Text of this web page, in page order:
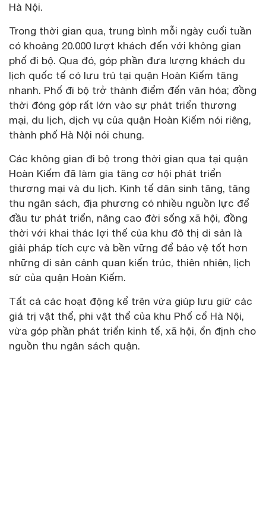
Hà Nội.
Trong thời gian qua, trung bình mỗi ngày cuối tuần
có khoảng 20.000 lượt khách đến với không gian
phố đi bộ. Qua đó, góp phần đưa lượng khách du
lịch quốc tế có lưu trú tại quận Hoàn Kiếm tăng
nhanh. Phố đi bộ trở thành điểm đến văn hóa; đồng
thời đóng góp rất lớn vào sự phát triển thương
mại, du lịch, dịch vụ của quận Hoàn Kiếm nói riêng,
thành phố Hà Nội nói chung.
Các không gian đi bộ trong thời gian qua tại quận
Hoàn Kiếm đã làm gia tăng cơ hội phát triển
thương mại và du lịch. Kinh tế dân sinh tăng, tăng
thu ngân sách, địa phương có nhiều nguồn lực để
đầu tư phát triển, nâng cao đời sống xã hội, đồng
thời với khai thác lợi thế của khu đô thị di sản là
giải pháp tích cực và bền vững để bảo vệ tốt hơn
những di sản cảnh quan kiến trúc, thiên nhiên, lịch
sử của quận Hoàn Kiếm.
Tất cả các hoạt động kể trên vừa giúp lưu giữ các
giá trị vật thể, phi vật thể của khu Phố cổ Hà Nội,
vừa góp phần phát triển kinh tế, xã hội, ổn định cho
nguồn thu ngân sách quận.